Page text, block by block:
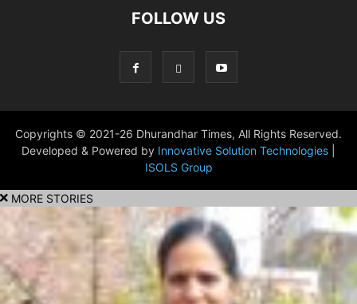
FOLLOW US
Copyrights © 2021-26 Dhurandhar Times, All Rights Reserved.
Developed & Powered by Innovative Solution Technologies
ISOLS Group
MORE STORIES